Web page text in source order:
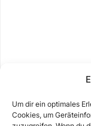
Um dir ein optimales
Cookies, um